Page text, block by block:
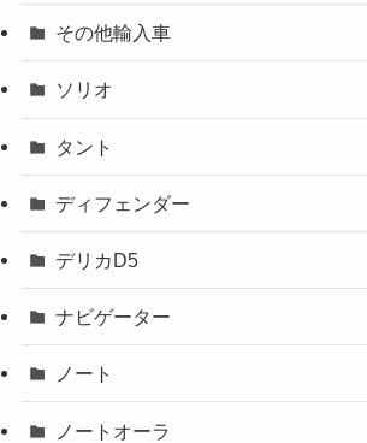
その他輸入車
ソリオ
タント
ディフェンダー
デリカD5
ナビゲーター
ノート
ノートオーラ